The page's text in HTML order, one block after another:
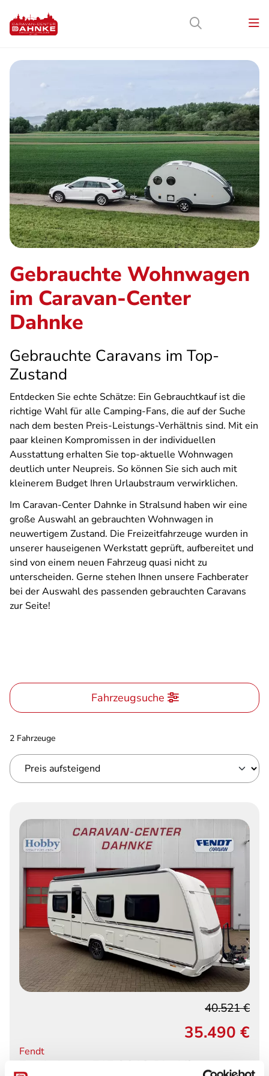
Gebrauchte Wohnwagen
im Caravan-Center
Dahnke
Gebrauchte Caravans im Top-
Zustand
Entdecken Sie echte Schätze: Ein Gebrauchtkauf ist die
richtige Wahl für alle Camping-Fans, die auf der Suche
nach dem besten Preis-Leistungs-Verhältnis sind. Mit ein
paar kleinen Kompromissen in der individuellen
Ausstattung erhalten Sie top-aktuelle Wohnwagen
deutlich unter Neupreis. So können Sie sich auch mit
kleinerem Budget Ihren Urlaubstraum verwirklichen.
Im Caravan-Center Dahnke in Stralsund haben wir eine
große Auswahl an gebrauchten Wohnwagen in
neuwertigem Zustand. Die Freizeitfahrzeuge wurden in
unserer hauseigenen Werkstatt geprüft, aufbereitet und
sind von einem neuen Fahrzeug quasi nicht zu
unterscheiden. Gerne stehen Ihnen unsere Fachberater
bei der Auswahl des passenden gebrauchten Caravans
zur Seite!
Fahrzeugsuche
2 Fahrzeuge
Fendt
Fendt Apero 515 SG IC-Blackline
35.490 €
40.521 €